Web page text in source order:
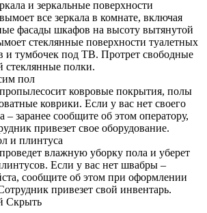
и зеркальные поверхности
все зеркала в комнате, включая
фасады шкафов на высоту вытянутой
стеклянные поверхности туалетных
и тумбочек под ТВ. Протрет свободные
стеклянные полки.
пол
ковровые покрытия, полы
коврики. Если у вас нет своего
– заранее сообщите об этом оператору,
привезет свое оборудование.
и плинтуса
влажную уборку пола и уберет
Если у вас нет швабры –
сообщите об этом при оформлении
привезет свой инвентарь.
Скрыть